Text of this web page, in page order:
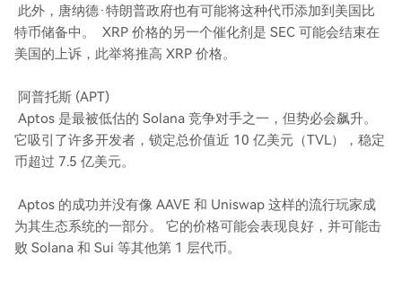
此外，唐纳德·特朗普政府也有可能将这种代币添加到美国比
特币储备中。 XRP 价格的另一个催化剂是 SEC 可能会结束在
美国的上诉，此举将推高 XRP 价格。
阿普托斯 (APT)
Aptos 是最被低估的 Solana 竞争对手之一，但势必会飙升。
它吸引了许多开发者，锁定总价值近 10 亿美元（TVL），稳定
币超过 7.5 亿美元。
Aptos 的成功并没有像 AAVE 和 Uniswap 这样的流行玩家成
为其生态系统的一部分。 它的价格可能会表现良好，并可能击
败 Solana 和 Sui 等其他第 1 层代币。